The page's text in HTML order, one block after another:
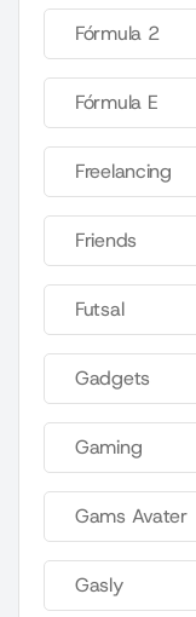
Fórmula 2
Fórmula E
Freelancing
Friends
Futsal
Gadgets
Gaming
Gams Avater
Gasly